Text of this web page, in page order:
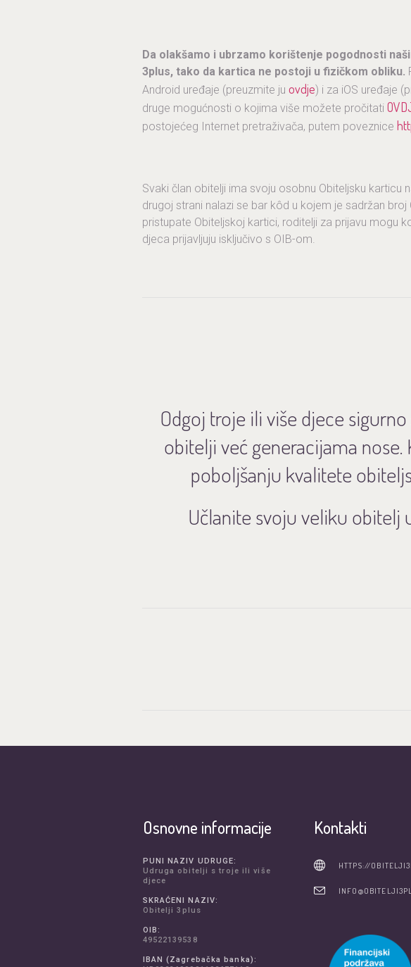
Da olakšamo i ubrzamo korištenje pogodnosti
3plus, tako da kartica ne postoji u fizičkom obliku.
Android uređaje (preuzmite ju ovdje) i za iOS uređaje
druge mogućnosti o kojima više možete pročitati
postojećeg Internet pretraživača, putem poveznice
Svaki član obitelji ima svoju osobnu Obiteljsku karticu
drugoj strani nalazi se bar kôd u kojem je sadržan
pristupate Obiteljskoj kartici, roditelji za prijavu mogu
djeca prijavljuju isključivo s OIB-om.
Odgoj troje ili više djece
obitelji već generacijama
poboljšanju kvalitete
Učlanite svoju veliku
Osnovne informacije
PUNI NAZIV UDRUGE:
Udruga obitelji s troje ili više
djece
SKRAĆENI NAZIV:
Obitelji 3plus
OIB:
49522139538
IBAN (Zagrebačka banka):
Kontakti
HTTPS://